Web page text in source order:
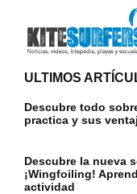
ULTIMOS
Descubre todo
practica y sus
Descubre la nueva
¡Wingfoiling!
actividad